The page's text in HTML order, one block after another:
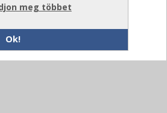
meg többet
Ok!